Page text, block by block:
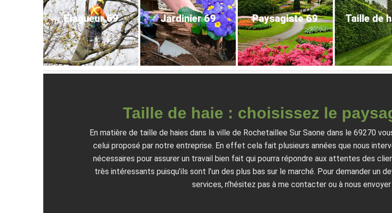
Elagueur 69 Jardinier 69 Paysagiste 69 Taille de
Taille de haie : choisissez le
En matière de taille de haies dans la ville de Rochetaillee Sur Saone dans le 69270
celui proposé par notre entreprise. En effet cela fait plusieurs années que nous
nécessaires pour assurer un travail bien fait qui pourra répondre aux attentes des
très intéressants puisqu’ils sont l’un des plus bas sur le marché. Pour demander un
services, n’hésitez pas à me contacter ou à nous